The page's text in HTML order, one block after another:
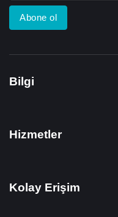
Abone ol
Bilgi
Hizmetler
Kolay Erişim